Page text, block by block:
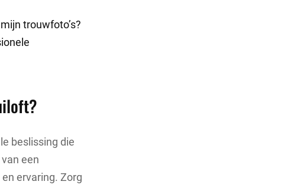
trouwfoto’s?
beslissing die
een
ervaring. Zorg